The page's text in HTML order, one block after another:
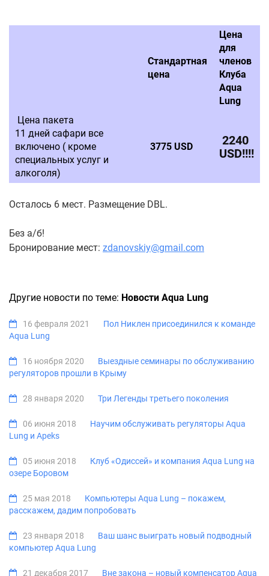
Стандартная
цена
Цена
для
членов
Клуба
Aqua
Lung
Цена пакета
11 дней сафари все
включено ( кроме
специальных услуг и
алкоголя)
3775 USD
2240
USD!!!!
Осталось 6 мест. Размещение DBL.
Без а/б!
Бронирование мест: zdanovskiy@gmail.com
Другие новости по теме: Новости Aqua Lung
16 февраля 2021
Пол Никлен присоединился к команде
Aqua Lung
16 ноября 2020
Выездные семинары по обслуживанию
регуляторов прошли в Крыму
28 января 2020 Три Легенды третьего поколения
06 июня 2018
Научим обслуживать регуляторы Aqua
Lung и Apeks
05 июня 2018
Клуб «Одиссей» и компания Aqua Lung на
озере Боровом
25 мая 2018
Компьютеры Aqua Lung – покажем,
расскажем, дадим попробовать
23 января 2018
Ваш шанс выиграть новый подводный
компьютер Aqua Lung
21 декабря 2017 Вне закона – новый компенсатор Aqua